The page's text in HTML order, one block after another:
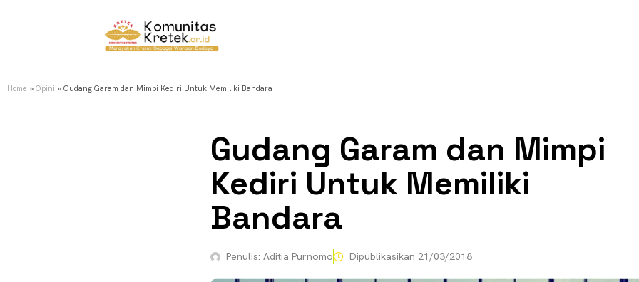
Home » Opini » Gudang Garam dan Mimpi Kediri Untuk Memiliki Bandara
Gudang Garam dan Mimpi
Kediri Untuk Memiliki
Bandara
Penulis: Aditia Purnomo Dipublikasikan 21/03/2018